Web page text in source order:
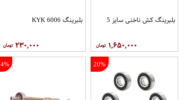
بلبرینگ کش ناخنی سایز 5
۱,۶۵۰,۰۰۰
بلبرینگ 6006 KYK
۲۳۰,۰۰۰
20%
4%